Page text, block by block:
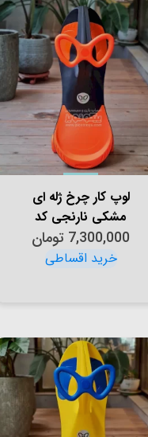
لوپ کار چرخ ژله ای
مشکی نارنجی کد
PSA1816
7,300,000 تومان